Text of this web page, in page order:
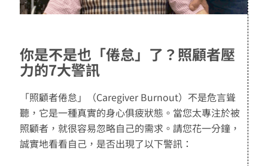
你是不是也「倦怠」了？照顧者壓
力的7大警訊
「照顧者倦怠」（Caregiver Burnout）不是危言聳
聽，它是一種真實的身心俱疲狀態。當您太專注於被
照顧者，就很容易忽略自己的需求。請您花一分鐘，
誠實地看看自己，是否出現了以下警訊：